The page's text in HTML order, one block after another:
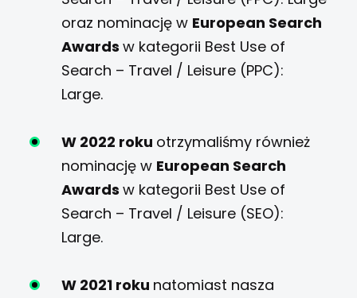
oraz nominację w European Search
Awardsw kategorii Best Use of
Search – Travel / Leisure (PPC):
Large.
W 2022 roku otrzymaliśmy również
nominację w European Search
Awardsw kategorii Best Use of
Search – Travel / Leisure (SEO):
Large.
W 2021 roku natomiast nasza